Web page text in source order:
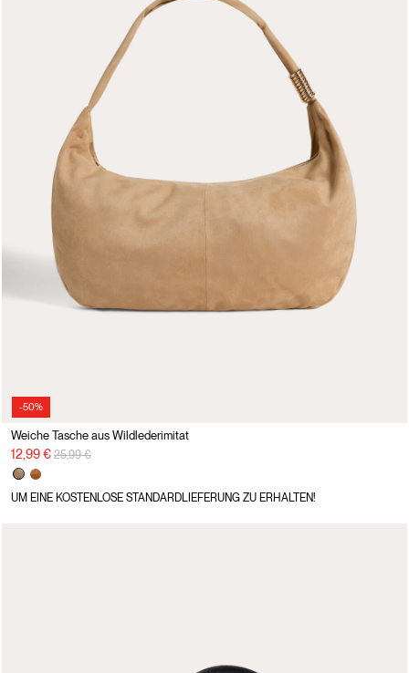
-50%
Weiche Tasche aus Wildlederimitat
12,99 € Preisreduzierung von
25,99 €auf
UM EINE KOSTENLOSE STANDARDLIEFERUNG ZU ERHALTEN!